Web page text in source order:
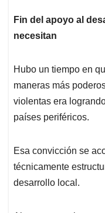
Fin del apoyo al
necesitan
Hubo un tiempo en
maneras más
violentas era
países periféricos.
Esa convicción se
técnicamente
desarrollo local.